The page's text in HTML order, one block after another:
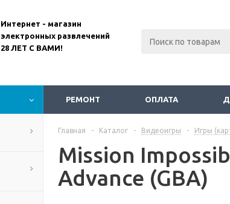
Интернет - магазин
электронных развлечений
28 ЛЕТ С ВАМИ!
РЕМОНТ ОПЛАТА
Главная - Каталог - Видеоигры - Игры
Mission
Advance (GBA)